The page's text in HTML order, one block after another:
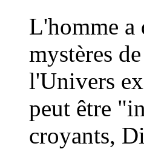
L'homme a
mystères
l'Univers
peut être
croyants,